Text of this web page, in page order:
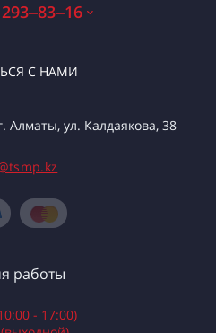
С НАМИ
Алматы, ул. Калдаякова, 38
работы
- 17:00)